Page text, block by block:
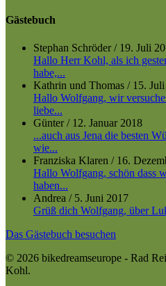
Gästebuch
Stephan Schröder/ 19. Juli
Hallo Herr Kohl, als ich
habe,...
Kathrin und Thomas / 15.
Hallo Wolfgang, wir
liebe...
Günter/ 12. Januar 2018
...auch aus Jena die besten
wie...
Franziska Klaren / 16.
Hallo Wolfgang, schön dass
haben...
Andrea / 5. Juni 2017
Grüß dich Wolfgang, über
Das Gästebuch besuchen
© 2026 bikedreamseurope - Rad
Kohl.